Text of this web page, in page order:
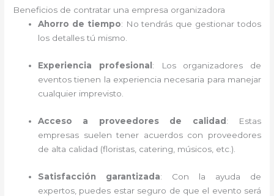
Beneficios de contratar una empresa organizadora
Ahorro de tiempo: No tendrás que gestionar todos
los detalles tú mismo.
Experiencia profesional : Los organizadores de
eventos tienen la experiencia necesaria para manejar
cualquier imprevisto.
Acceso a proveedores de calidad : Estas
empresas suelen tener acuerdos con proveedores
de alta calidad (floristas, catering, músicos, etc.).
Satisfacción garantizada: Con la ayuda de
expertos, puedes estar seguro de que el evento será